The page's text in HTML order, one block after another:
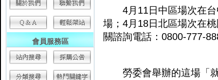
會員服務區
4月11日中區場次在台
場；4月18日北區場次在
關諮詢電話：0800-777-
勞委會舉辦的這場「就